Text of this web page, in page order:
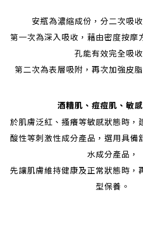
安瓶為濃縮成份，分二次吸
第一次為深入吸收，藉由密度按摩
孔能有效完全吸收
第二次為表層吸附，再次加強皮
酒糟肌、痘痘肌、敏
於肌膚泛紅、搔癢等敏感狀態時，
酸性等刺激性成分產品，選用具備
水成分產品，
先讓肌膚維持健康及正常狀態時，
型保養。